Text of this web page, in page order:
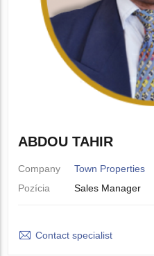
ABDOU TAHIR
Company
Town Properties
Pozícia
Sales Manager
Contact specialist